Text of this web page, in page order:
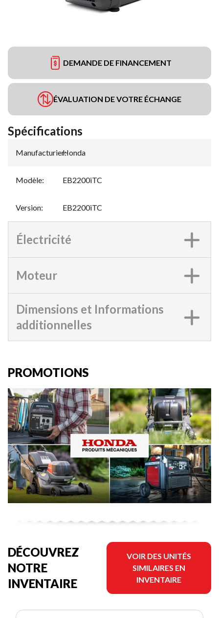
DEMANDE DE FINANCEMENT
ÉVALUATION DE VOTRE ÉCHANGE
Spécifications
Manufacturier:
Honda
Modèle: EB2200iTC
Version: EB2200iTC
Électricité
Moteur
Dimensions et Informations
additionnelles
PROMOTIONS
DÉCOUVREZ
NOTRE
INVENTAIRE
VOIR DES UNITÉS
SIMILAIRES EN
INVENTAIRE